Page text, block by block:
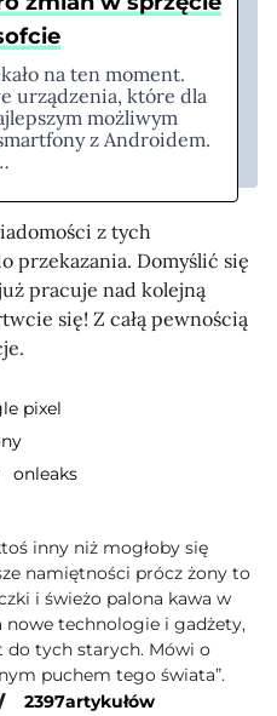
na ten moment.
urządzenia, które dla
możliwym
z Androidem.
z tych
przekazania. Domyślić się
pracuje nad kolejną
się! Z całą pewnością
pixel
onleaks
inny niż mogłoby się
namiętności prócz żony to
i świeżo palona kawa w
technologie i gadżety,
do tych starych. Mówi o
puchem tego świata”.
2397artykułów